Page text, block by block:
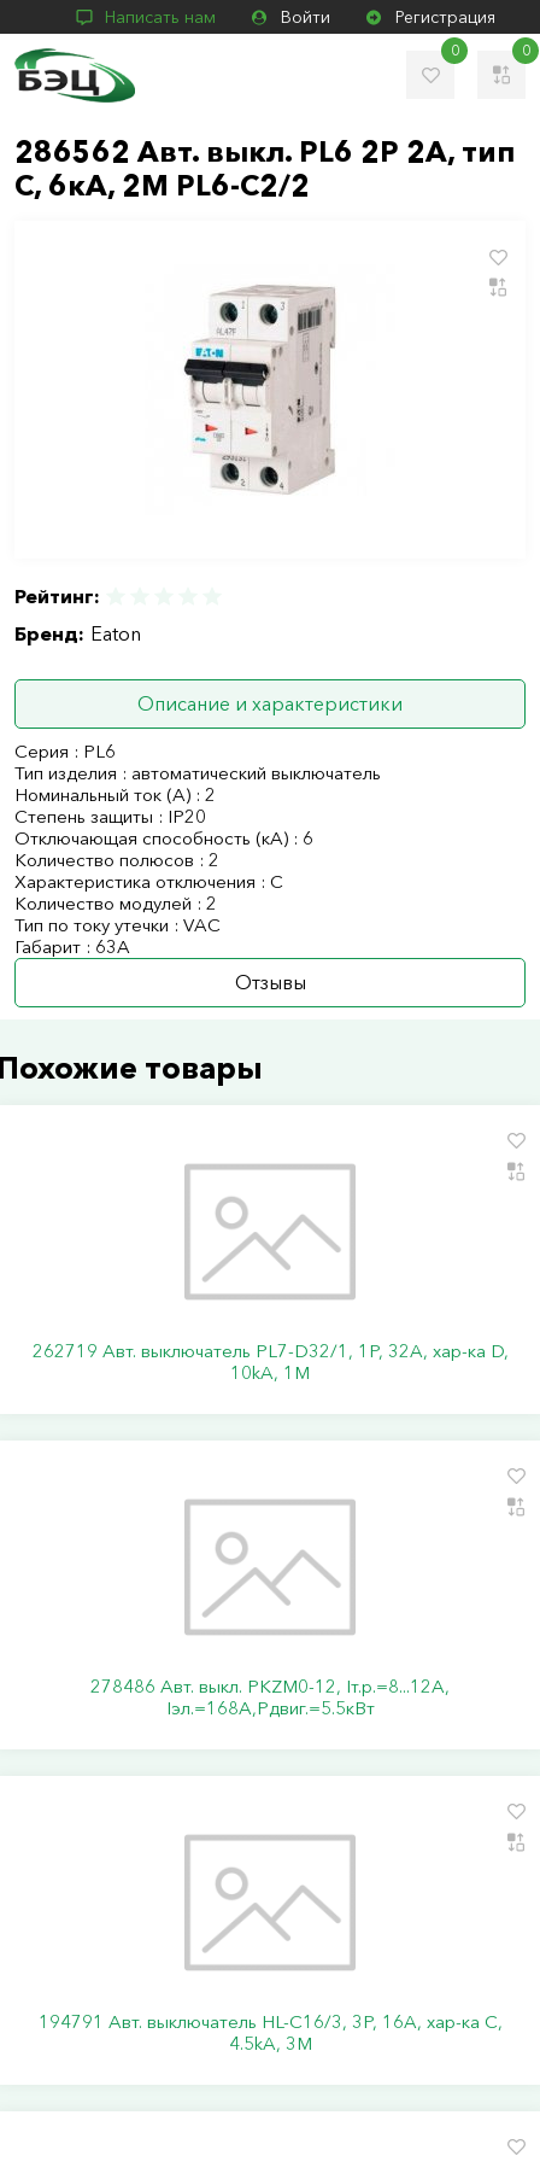
Написать нам Войти Регистрация
0 0
286562 Авт. выкл. PL6 2P 2А, тип
С, 6кА, 2М PL6-C2/2
Рейтинг:
Бренд: Eaton
Описание и характеристики
Серия : PL6
Тип изделия : автоматический выключатель
Номинальный ток (А) : 2
Степень защиты : IP20
Отключающая способность (кА) : 6
Количество полюсов : 2
Характеристика отключения : C
Количество модулей : 2
Тип по току утечки : VAC
Габарит : 63А
Отзывы
товары
262719 Авт. выключатель PL7-D32/1, 1P, 32A, хар-ка D,
10kA, 1M
278486 Авт. выкл. PKZM0-12, Iт.р.=8...12А,
Iэл.=168А,Pдвиг.=5.5кВт
194791 Авт. выключатель HL-C16/3, 3P, 16A, хар-ка C,
4.5kA, 3M